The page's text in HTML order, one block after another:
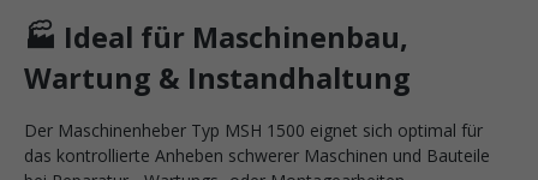
🏭 Ideal für Maschinenbau,
Wartung & Instandhaltung
Der Maschinenheber Typ MSH 1500 eignet sich optimal für
das kontrollierte Anheben schwerer Maschinen und Bauteile